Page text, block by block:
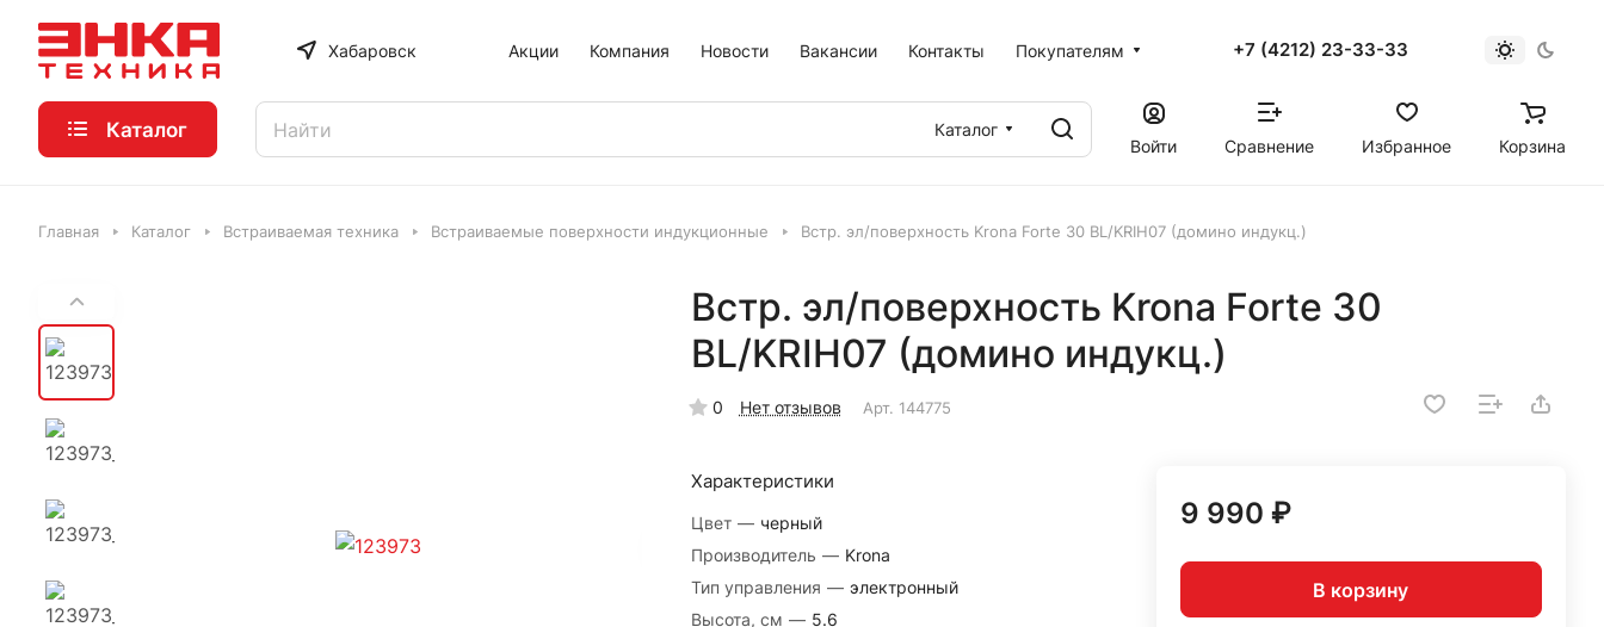
Хабаровск Акции Компания Новости Вакансии Контакты Покупателям +7 (4212) 23-33-33
Каталог
Каталог
Войти
Сравнение Избранное Корзина
Главная Каталог Встраиваемая техника Встраиваемые поверхности индукционные Встр. эл/поверхность Krona Forte 30 BL/KRIH07 (домино индукц.)
Встр. эл/поверхность Krona Forte 30
BL/KRIH07 (домино индукц.)
0 Нет отзывов Арт. 144775
Характеристики
Цвет — черный
Производитель — Krona
Тип управления — электронный
Высота, см — 5.6
9 990 ₽
В корзину